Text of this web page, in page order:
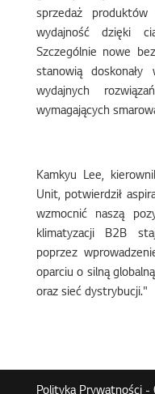
sprzedaż
wydajność dzięki
Szczególnie nowe
stanowią doskonały
wydajnych
wymagających
Kamkyu Lee,
Unit, potwierdził
wzmocnić naszą
klimatyzacji B2B
poprzez
oparciu o silną
oraz sieć dystrybucji."